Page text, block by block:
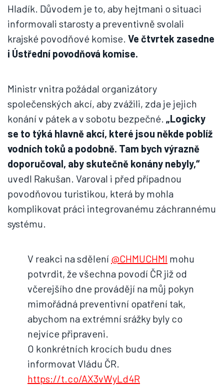
Hladík. Důvodem je to, aby hejtmani o situaci
informovali starosty a preventivně svolali
krajské povodňové komise. Ve čtvrtek zasedne
i Ústřední povodňová komise.
Ministr vnitra požádal organizátory
společenských akcí, aby zvážili, zda je jejich
konání v pátek a v sobotu bezpečné. „Logicky
se to týká hlavně akcí, které jsou někde poblíž
vodních toků a podobně. Tam bych výrazně
doporučoval, aby skutečně konány nebyly,“
uvedl Rakušan. Varoval i před případnou
povodňovou turistikou, která by mohla
komplikovat práci integrovanému záchrannému
systému.
V reakci na sdělení @CHMUCHMI mohu
potvrdit, že všechna povodí ČR již od
včerejšího dne provádějí na můj pokyn
mimořádná preventivní opatření tak,
abychom na extrémní srážky byly co
nejvíce připraveni.
O konkrétních krocích budu dnes
informovat Vládu ČR.
https://t.co/AX3vWyLd4R